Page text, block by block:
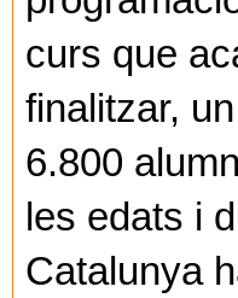
curs que
finalitzar,
6.800
les edats i
Catalunya